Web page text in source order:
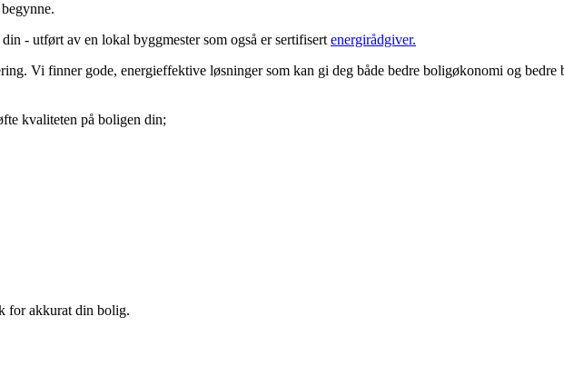
- utført av en lokal byggmester som også er sertifisert energirådgiver.
Vi finner gode, energieffektive løsninger som kan gi deg både bedre boligøkonomi og
kvaliteten på boligen din;
for akkurat din bolig.